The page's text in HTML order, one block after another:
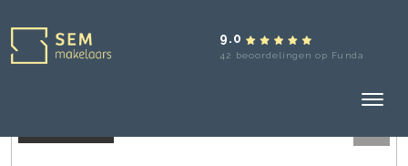
9.0
42 beoordelingen op Funda